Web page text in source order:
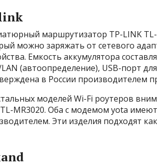
маршрутизатор TP-LINK
можно заряжать от сетевого
Емкость аккумулятора
(автоопределение), USB-порт
в России производителем
моделей Wi-Fi роутеров
MR3020. Оба с модемом yota
Эти изделия подходят